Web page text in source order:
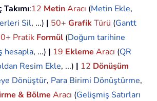
:12 MetinAracı (Metin Ekle,
Sil, ...) | 50+ GrafikTürü (Gantt
Pratik Formül (Doğum tarihine
hesapla, ...) | 19 Ekleme Aracı (QR
Resim Ekle, ...) | 12 Dönüşüm
Dönüştür, Para Birimi Dönüştürme,
& Bölme Aracı (Gelişmiş Satırları